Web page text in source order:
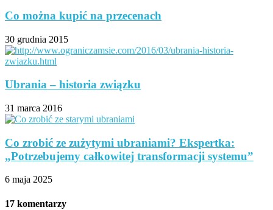
Co można kupić na przecenach
30 grudnia 2015
Ubrania – historia związku
31 marca 2016
Co zrobić ze zużytymi ubraniami? Ekspertka:
„Potrzebujemy całkowitej transformacji systemu”
6 maja 2025
17 komentarzy